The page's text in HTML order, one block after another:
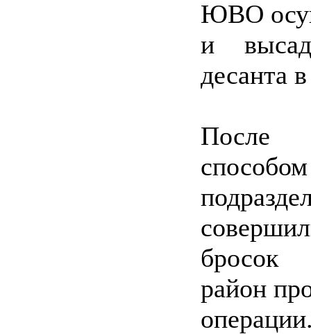
ЮВО
и
десанта
После
бросок
район